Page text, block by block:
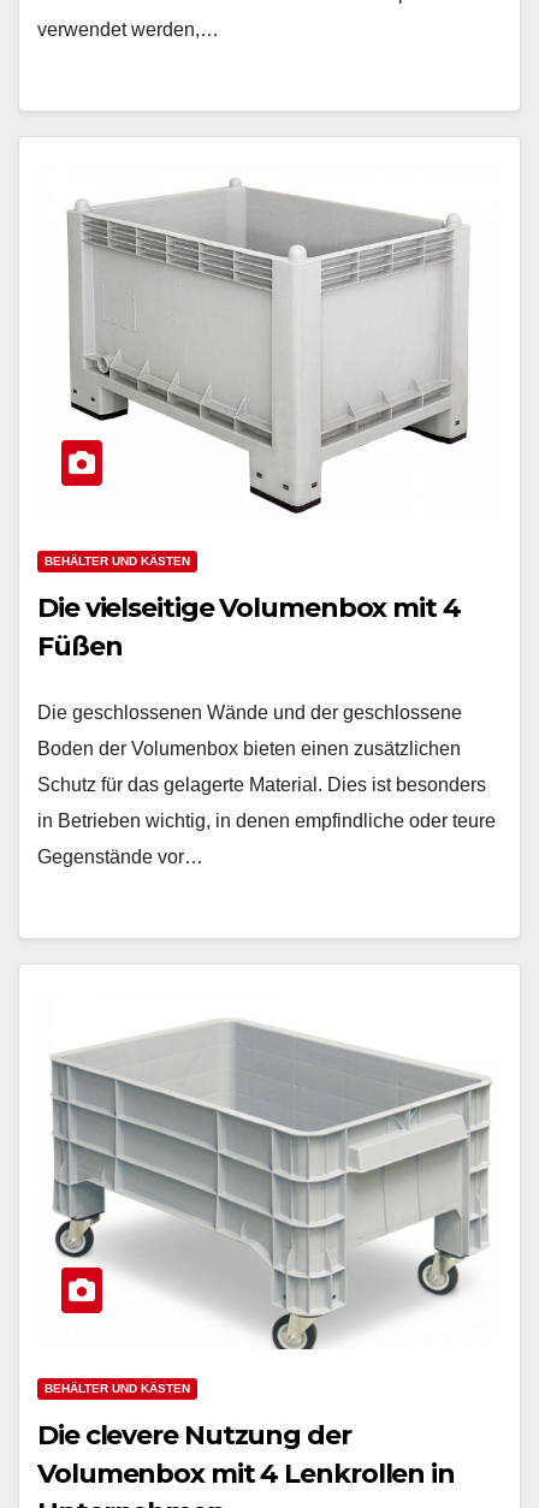
verwendet werden,…
BEHÄLTER UND KÄSTEN
Die vielseitige Volumenbox mit 4
Füßen
Die geschlossenen Wände und der geschlossene
Boden der Volumenbox bieten einen zusätzlichen
Schutz für das gelagerte Material. Dies ist besonders
in Betrieben wichtig, in denen empfindliche oder teure
Gegenstände vor…
BEHÄLTER UND KÄSTEN
Die clevere Nutzung der
Volumenbox mit 4 Lenkrollen in